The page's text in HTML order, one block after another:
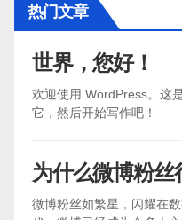
热门文章
世界，您好！
欢迎使用 WordPress。这
它，然后开始写作吧！
为什么微博粉丝
微博粉丝如繁星，闪耀在